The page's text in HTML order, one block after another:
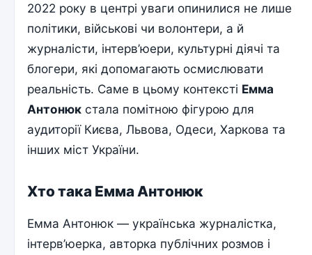
2022 року в центрі уваги опинилися не лише
політики, військові чи волонтери, а й
журналісти, інтерв’юери, культурні діячі та
блогери, які допомагають осмислювати
реальність. Саме в цьому контексті Емма
Антонюк стала помітною фігурою для
аудиторії Києва, Львова, Одеси, Харкова та
інших міст України.
Хто така Емма Антонюк
Емма Антонюк — українська журналістка,
інтерв’юерка, авторка публічних розмов і